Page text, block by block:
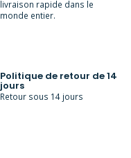
livraison rapide dans le
monde entier.
Politique de retour de 14
jours
Retour sous 14 jours